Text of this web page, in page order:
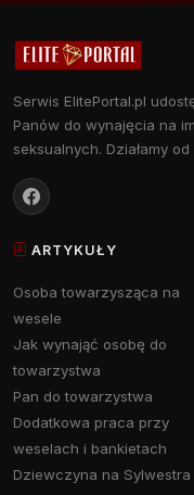
Serwis ElitePortal.pl
Panów do wynajęcia na
seksualnych. Działamy
ARTYKUŁY
Osoba towarzysząca na
wesele
Jak wynająć osobę do
towarzystwa
Pan do towarzystwa
Dodatkowa praca przy
weselach i bankietach
Dziewczyna na Sylwestra